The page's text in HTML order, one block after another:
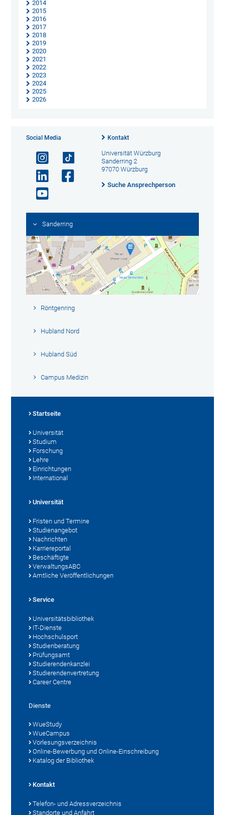
2014
2015
2016
2017
2018
2019
2020
2021
2022
2023
2024
2025
2026
Social Media Kontakt
Universität Würzburg
Sanderring 2
97070 Würzburg
Suche Ansprechperson
Sanderring
Röntgenring
Hubland Nord
Hubland Süd
Campus Medizin
Startseite
Universität
Studium
Forschung
Lehre
Einrichtungen
International
Universität
Fristen und Termine
Studienangebot
Nachrichten
Karriereportal
Beschäftigte
VerwaltungsABC
Amtliche Veröffentlichungen
Service
Universitätsbibliothek
IT-Dienste
Hochschulsport
Studienberatung
Prüfungsamt
Studierendenkanzlei
Studierendenvertretung
Career Centre
Dienste
WueStudy
WueCampus
Vorlesungsverzeichnis
Online-Bewerbung und Online-Einschreibung
Katalog der Bibliothek
Kontakt
Telefon- und Adressverzeichnis
Standorte und Anfahrt